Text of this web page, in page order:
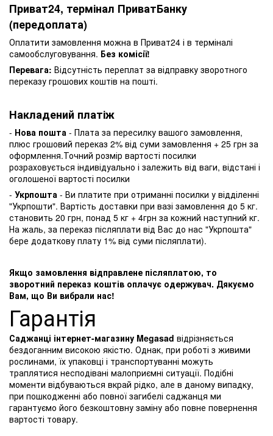
Приват24, термінал ПриватБанку
(передоплата)
Оплатити замовлення можна в Приват24 і в терміналі
самообслуговування. Без комісії!
Перевага: Відсутність переплат за відправку зворотного
переказу грошових коштів на пошті.
Накладений платіж
- Нова пошта - Плата за пересилку вашого замовлення,
плюс грошовий переказ 2% від суми замовлення + 25 грн за
оформлення.Точний розмір вартості посилки
розраховується індивідуально і залежить від ваги, відстані і
оголошеної вартості посилки
- Укрпошта - Ви платите при отриманні посилки у відділенні
"Укрпошти". Вартість доставки при вазі замовлення до 5 кг.
становить 20 грн, понад 5 кг + 4грн за кожний наступний кг.
На жаль, за переказ післяплати від Вас до нас "Укрпошта"
бере додаткову плату 1% від суми післяплати).
Якщо замовлення відправлене післяплатою, то
зворотний переказ коштів оплачує одержувач. Дякуємо
Вам, що Ви вибрали нас!
Гарантія
Саджанці інтернет-магазину Megasad відрізняється
бездоганним високою якістю. Однак, при роботі з живими
рослинами, їх упаковці і транспортуванні можуть
траплятися несподівані малоприємні ситуації. Подібні
моменти відбуваються вкрай рідко, але в даному випадку,
при пошкодженні або повної загибелі саджанця ми
гарантуємо його безкоштовну заміну або повне повернення
вартості товару.